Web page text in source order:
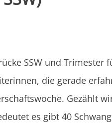
SSW und
die gerade
Gezählt
es gibt 40